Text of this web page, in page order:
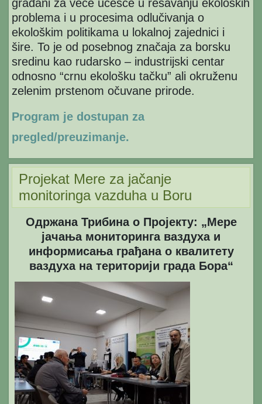
građani za veće učešće u rešavanju ekoloških
problema i u procesima odlučivanja o
ekološkim politikama u lokalnoj zajednici i
šire. To je od posebnog značaja za borsku
sredinu kao rudarsko – industrijski centar
odnosno “crnu ekološku tačku” ali okruženu
zelenim prstenom očuvane prirode.
Program je dostupan za
pregled/preuzimanje.
Projekat Mere za jačanje
monitoringa vazduha u Boru
Одржана Трибина о Пројекту: „Мере
јачања мониторинга ваздуха и
информисања грађана о квалитету
ваздуха на територији града Бора“